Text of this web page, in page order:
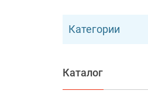
Категории
Каталог